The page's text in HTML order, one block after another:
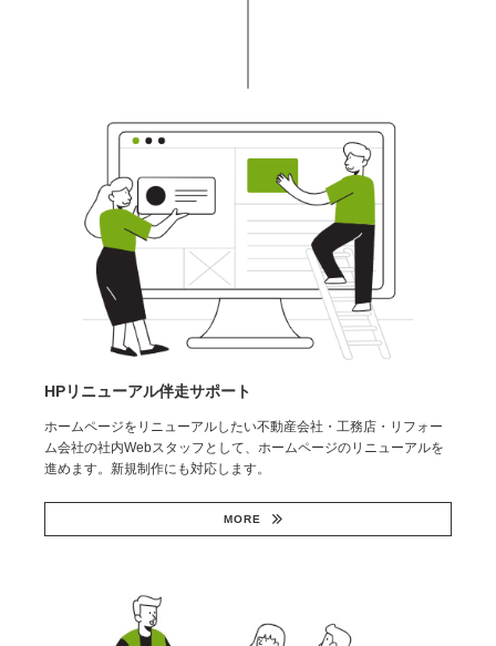
HPリニューアル伴走サポート
ホームページをリニューアルしたい不動産会社・工務店・リフォー
ム会社の社内Webスタッフとして、ホームページのリニューアルを
進めます。新規制作にも対応します。
MORE